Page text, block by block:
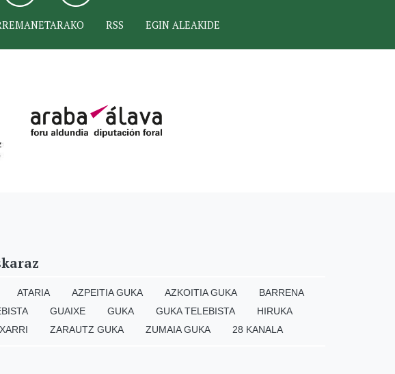
RSS EGIN ALEAKIDE
ATARIA AZPEITIA GUKA AZKOITIA GUKA
BARRENA
GUAIXE GUKA GUKA TELEBISTA
HIRUKA
ZARAUTZ GUKA ZUMAIA GUKA 28 KANALA